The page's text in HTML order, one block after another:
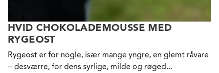
HVID CHOKOLADEMOUSSE MED
RYGEOST
Rygeost er for nogle, især mange yngre, en glemt råvare
– desværre, for dens syrlige, milde og røged...